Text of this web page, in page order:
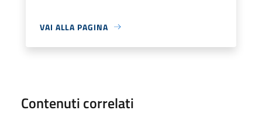
VAI ALLA PAGINA
Contenuti correlati